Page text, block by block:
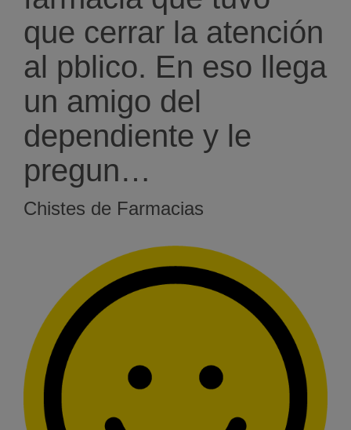
que cerrar la atención
al pblico. En eso llega
un amigo del
dependiente y le
pregun…
Chistes de Farmacias